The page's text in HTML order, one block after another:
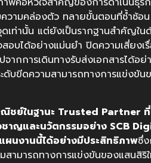
ความคล่องตัว ทลายขั้นตอนที่ซ้ำซ้อ
เท่านั้น แต่ยังเป็นรากฐานสำคัญใ
สอบได้อย่างแม่นยำ ปิดความเสี่ยง
กการเดินทางรับส่งเอกสารได้อย่
ดับขีดความสามารถทางการแข่งขั
ชย์ในฐานะ Trusted Partner
ชาญและนวัตกรรมอย่าง SCB
นงานนี้ได้อย่างมีประสิทธิภาพซึ่
สามารถทางการแข่งขันของแสนสิ